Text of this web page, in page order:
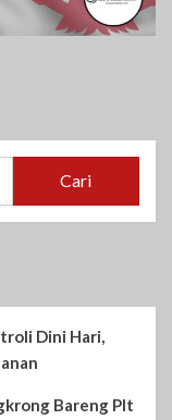
Cari
Dini Hari,
Bareng Plt